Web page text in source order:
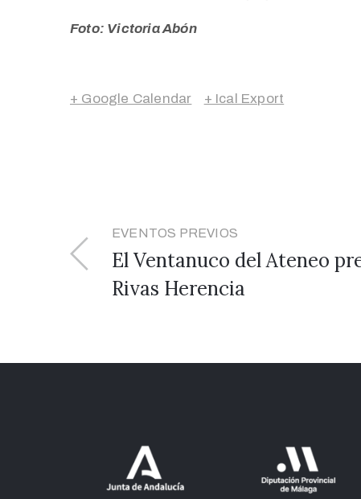
Foto: Victoria Abón
+ Google Calendar + Ical Export
EVENTOS PREVIOS
El Ventanuco del Ateneo
Rivas Herencia